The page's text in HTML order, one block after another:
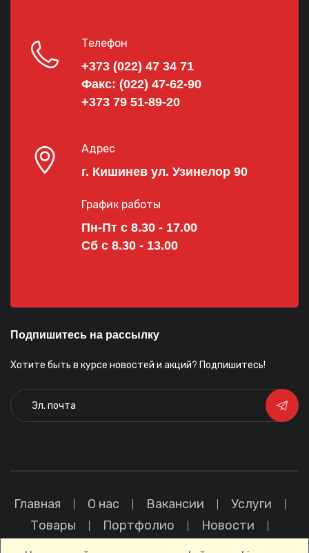
Телефон
+373 (022) 47 34 71
Факс: (022) 47-62-90
+373 79 51-89-20
Адрес
г. Кишинев ул. Узинелор 90
График работы
Пн-Пт с 8.30 - 17.00
Сб с 8.30 - 13.00
Подпишитесь на рассылку
Хотите быть в курсе новостей и акций? Подпишитесь!
Главная О нас Вакансии
Услуги
Товары
Портфолио
Новости